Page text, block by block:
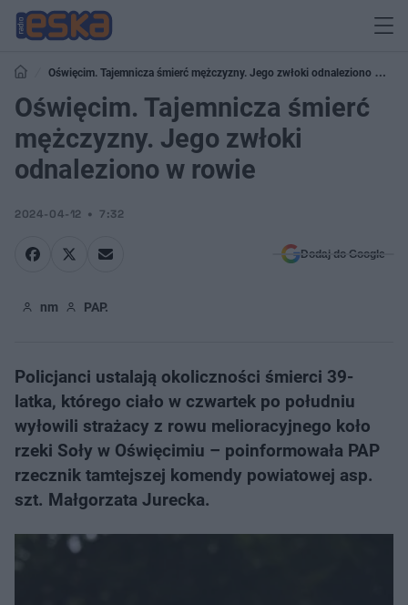
Oświęcim. Tajemnicza śmierć mężczyzny. Jego zwłoki odnaleziono w
rowie
Oświęcim. Tajemnicza śmierć
mężczyzny. Jego zwłoki
odnaleziono w rowie
2024-04-12 7:32
Dodaj do Google
nm PAP.
Policjanci ustalają okoliczności śmierci 39-
latka, którego ciało w czwartek po południu
wyłowili strażacy z rowu melioracyjnego koło
rzeki Soły w Oświęcimiu – poinformowała PAP
rzecznik tamtejszej komendy powiatowej asp.
szt. Małgorzata Jurecka.